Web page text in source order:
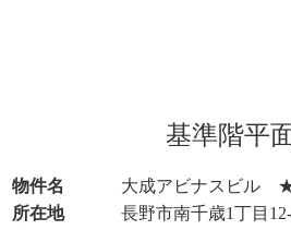
基準階平
物件名
大成アビナスビル
所在地
長野市南千歳1丁目